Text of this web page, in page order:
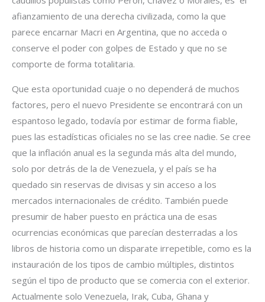
afianzamiento de una derecha civilizada, como la que
parece encarnar Macri en Argentina, que no acceda o
conserve el poder con golpes de Estado y que no se
comporte de forma totalitaria.
Que esta oportunidad cuaje o no dependerá de muchos
factores, pero el nuevo Presidente se encontrará con un
espantoso legado, todavía por estimar de forma fiable,
pues las estadísticas oficiales no se las cree nadie. Se cree
que la inflación anual es la segunda más alta del mundo,
solo por detrás de la de Venezuela, y el país se ha
quedado sin reservas de divisas y sin acceso a los
mercados internacionales de crédito. También puede
presumir de haber puesto en práctica una de esas
ocurrencias económicas que parecían desterradas a los
libros de historia como un disparate irrepetible, como es la
instauración de los tipos de cambio múltiples, distintos
según el tipo de producto que se comercia con el exterior.
Actualmente solo Venezuela, Irak, Cuba, Ghana y